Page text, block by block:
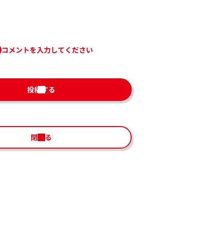
コメントを入力してください
投稿する
閉じる